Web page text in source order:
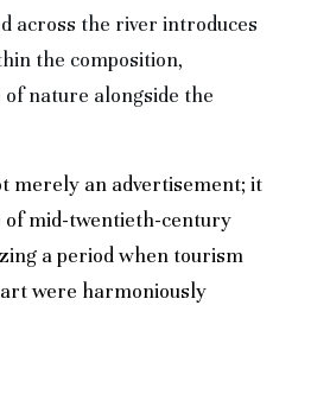
across the river introduces
the composition,
nature alongside the
merely an advertisement; it
of mid-twentieth-century
a period when tourism
were harmoniously